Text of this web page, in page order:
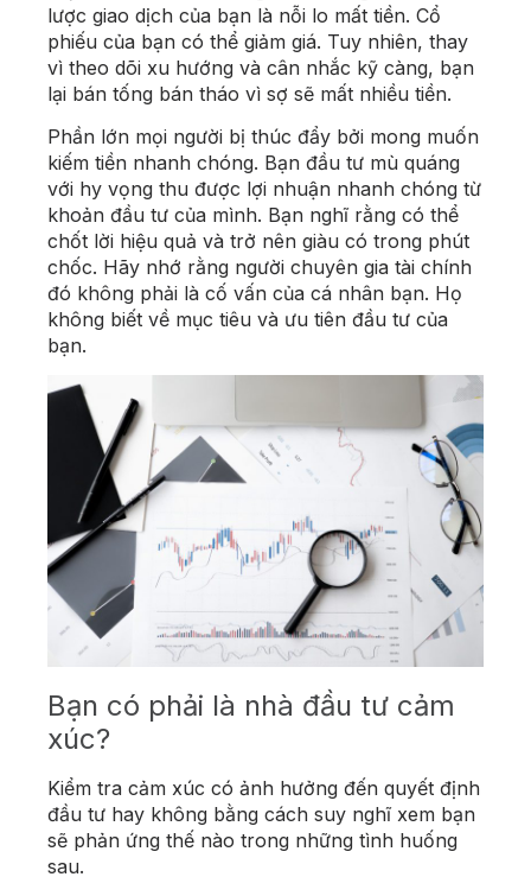
lược giao dịch của bạn là nỗi lo mất tiền. Cổ
phiếu của bạn có thể giảm giá. Tuy nhiên, thay
vì theo dõi xu hướng và cân nhắc kỹ càng, bạn
lại bán tống bán tháo vì sợ sẽ mất nhiều tiền.
Phần lớn mọi người bị thúc đẩy bởi mong muốn
kiếm tiền nhanh chóng. Bạn đầu tư mù quáng
với hy vọng thu được lợi nhuận nhanh chóng từ
khoản đầu tư của mình. Bạn nghĩ rằng có thể
chốt lời hiệu quả và trở nên giàu có trong phút
chốc. Hãy nhớ rằng người chuyên gia tài chính
đó không phải là cố vấn của cá nhân bạn. Họ
không biết về mục tiêu và ưu tiên đầu tư của
bạn.
Bạn có phải là nhà đầu tư cảm
xúc?
Kiểm tra cảm xúc có ảnh hưởng đến quyết định
đầu tư hay không bằng cách suy nghĩ xem bạn
sẽ phản ứng thế nào trong những tình huống
sau.